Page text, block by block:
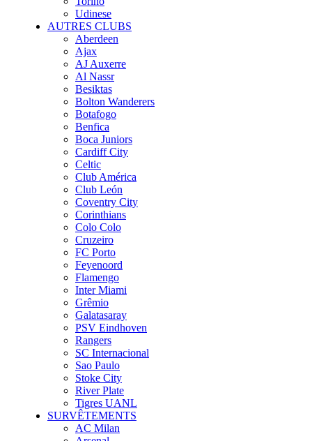
Udinese
AUTRES CLUBS
Aberdeen
Ajax
AJ Auxerre
Al Nassr
Besiktas
Bolton Wanderers
Botafogo
Benfica
Boca Juniors
Cardiff City
Celtic
Club América
Club León
Coventry City
Corinthians
Colo Colo
Cruzeiro
FC Porto
Feyenoord
Flamengo
Inter Miami
Grêmio
Galatasaray
PSV Eindhoven
Rangers
SC Internacional
Sao Paulo
Stoke City
River Plate
Tigres UANL
SURVÊTEMENTS
AC Milan